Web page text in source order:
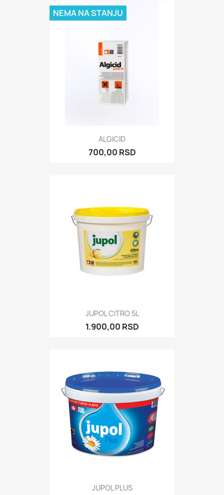
ALGICID
700,00 RSD
NEMA NA STANJU
JUPOL CITRO 5L
1.900,00 RSD
JUPOL PLUS